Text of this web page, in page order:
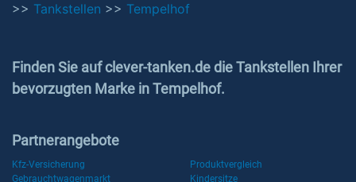
>> Tankstellen >> Tempelhof
Finden Sie auf clever-tanken.de die Tankstellen Ihrer
bevorzugten Marke in Tempelhof.
Partnerangebote
Kfz-Versicherung
Produktvergleich
Gebrauchtwagenmarkt
Kindersitze